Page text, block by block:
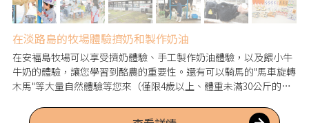
在淡路島的牧場體驗擠奶和製作奶油
在安褔島牧場可以享受擠奶體驗、手工製作奶油體驗，以及餵小牛
牛奶的體驗，讓您學習到酪農的重要性。還有可以騎馬的"馬車旋轉
木馬"等大量自然體驗等您來（僅限4歲以上、體重未滿30公斤的兒
季，將重新開放供品嚐"神戶牛肉"、"淡路牛肉"的燒烤、牛排、壽喜